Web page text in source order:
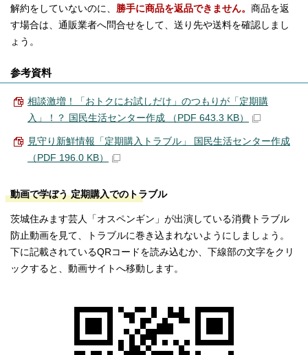
解約をしていないのに、 勝手に商品を返品できません。 商品を返
す場合は、通販業者へ問合せをして、送り先や送料を確認しまし
ょう。
参考資料
相談激増！「おトクにお試しだけ」のつもりが「定期購
入」！？ 国民生活センター作成 （PDF 643.3 KB）
見守り新鮮情報「定期購入トラブル」 国民生活センター作成
（PDF 196.0 KB）
動画で学ぼう 定期購入でのトラブル
茨城住みます芸人「オスペンギン」が出演している消費トラブル
防止動画を見て、トラブルに巻き込まれないようにしましょう。
下に記載されているQRコードを読み込むか、下線部の文字をクリ
ックすると、動画サイトへ移動します。